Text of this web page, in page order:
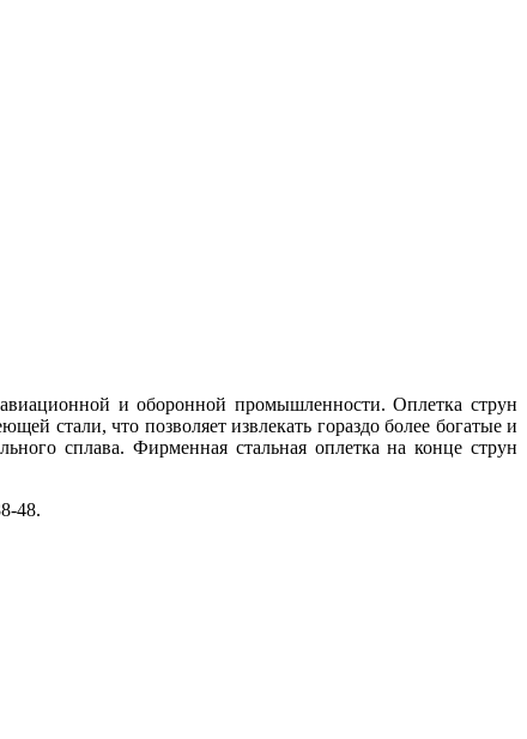
и оборонной промышленности. Оплетка струн
стали, что позволяет извлекать гораздо более богатые и
сплава. Фирменная стальная оплетка на конце струн
48.